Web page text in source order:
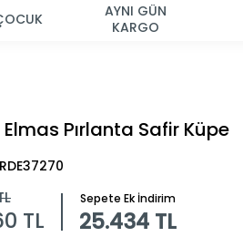
AYNI GÜN
KARGO
Pırlanta Safir Küpe
TL
Sepete Ek İndirim
25.434 TL